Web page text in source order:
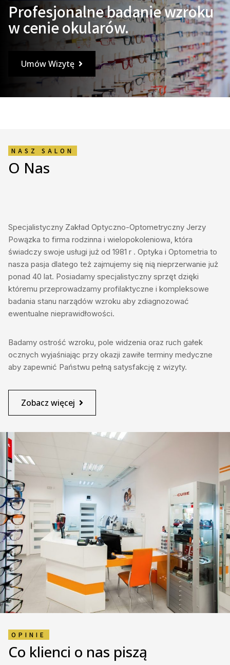
Profesjonalne badanie wzroku
w cenie okularów.
Umów Wizytę
NASZ SALON
O Nas
Specjalistyczny Zakład Optyczno-Optometryczny Jerzy
Powązka to firma rodzinna i wielopokoleniowa, która
świadczy swoje usługi już od 1981 r . Optyka i Optometria to
nasza pasja dlatego też zajmujemy się nią nieprzerwanie już
ponad 40 lat. Posiadamy specjalistyczny sprzęt dzięki
któremu przeprowadzamy profilaktyczne i kompleksowe
badania stanu narządów wzroku aby zdiagnozować
ewentualne nieprawidłowości.
Badamy ostrość wzroku, pole widzenia oraz ruch gałek
ocznych wyjaśniając przy okazji zawiłe terminy medyczne
aby zapewnić Państwu pełną satysfakcję z wizyty.
Zobacz więcej
OPINIE
Co klienci o nas piszą